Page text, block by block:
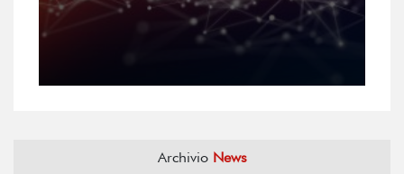
Archivio News